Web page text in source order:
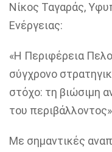
Νίκος Ταγαράς,
Ενέργειας:
«Η Περιφέρεια
σύγχρονο
στόχο: τη βιώσιμη
του περιβάλλοντος»
Με σημαντικές